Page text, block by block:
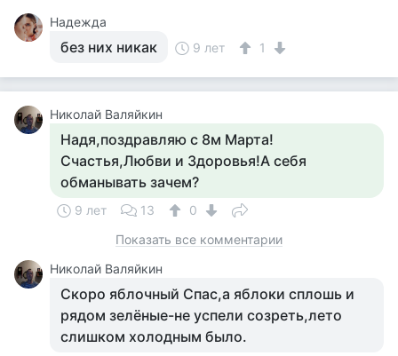
Надежда
без них никак 9 лет 1
Николай Валяйкин
Надя,поздравляю с 8м Марта!
Счастья,Любви и Здоровья!А себя
обманывать зачем?
9 лет 13
0
Показать все комментарии
Николай Валяйкин
Скоро яблочный Спас,а яблоки сплошь и
рядом зелёные-не успели созреть,лето
слишком холодным было.